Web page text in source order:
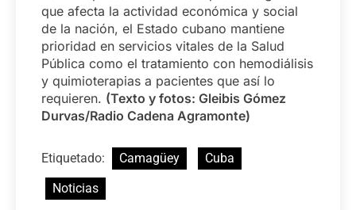
que afecta la actividad económica y social
de la nación, el Estado cubano mantiene
prioridad en servicios vitales de la Salud
Pública como el tratamiento con hemodiálisis
y quimioterapias a pacientes que así lo
requieren. (Texto y fotos: Gleibis Gómez
Durvas/Radio Cadena Agramonte)
Etiquetado: Camagüey
Cuba
Noticias